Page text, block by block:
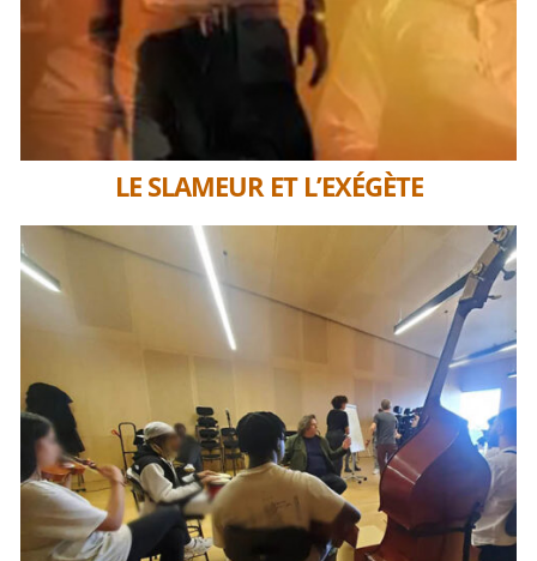
LE SLAMEUR ET L’EXÉGÈTE